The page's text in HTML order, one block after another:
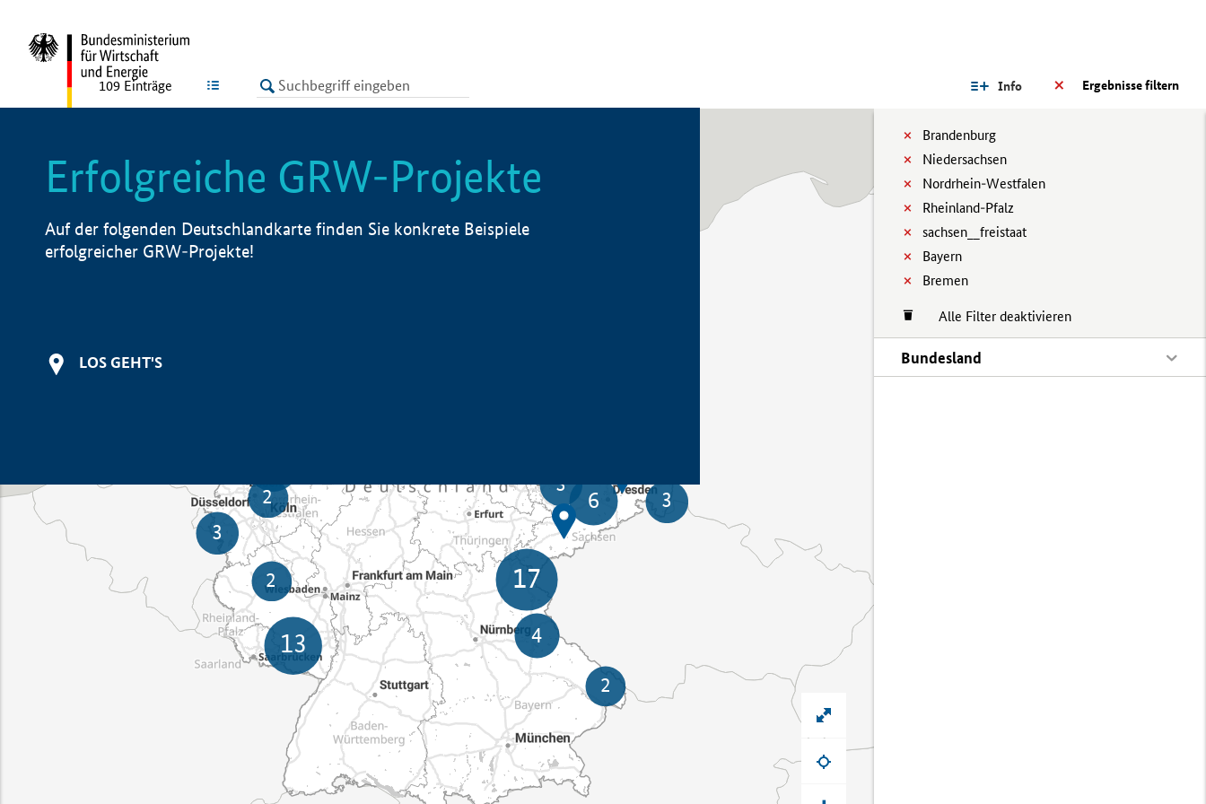
LISTE Ergebnisse filtern
Info
Brandenburg
Niedersachsen
Nordrhein-Westfalen
Rheinland-Pfalz
sachsen__freistaat
Bayern
Bremen
Alle Filter deaktivieren
Bundesland
109 Einträge
Erfolgreiche GRW-Projekte
Auf der folgenden Deutschlandkarte finden Sie konkrete Beispiele
erfolgreicher GRW-Projekte!
LOS GEHT'S